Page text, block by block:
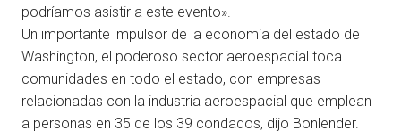
podríamos asistir a este evento».
Un importante impulsor de la economía del estado de
Washington, el poderoso sector aeroespacial toca
comunidades en todo el estado, con empresas
relacionadas con la industria aeroespacial que emplean
a personas en 35 de los 39 condados, dijo Bonlender.